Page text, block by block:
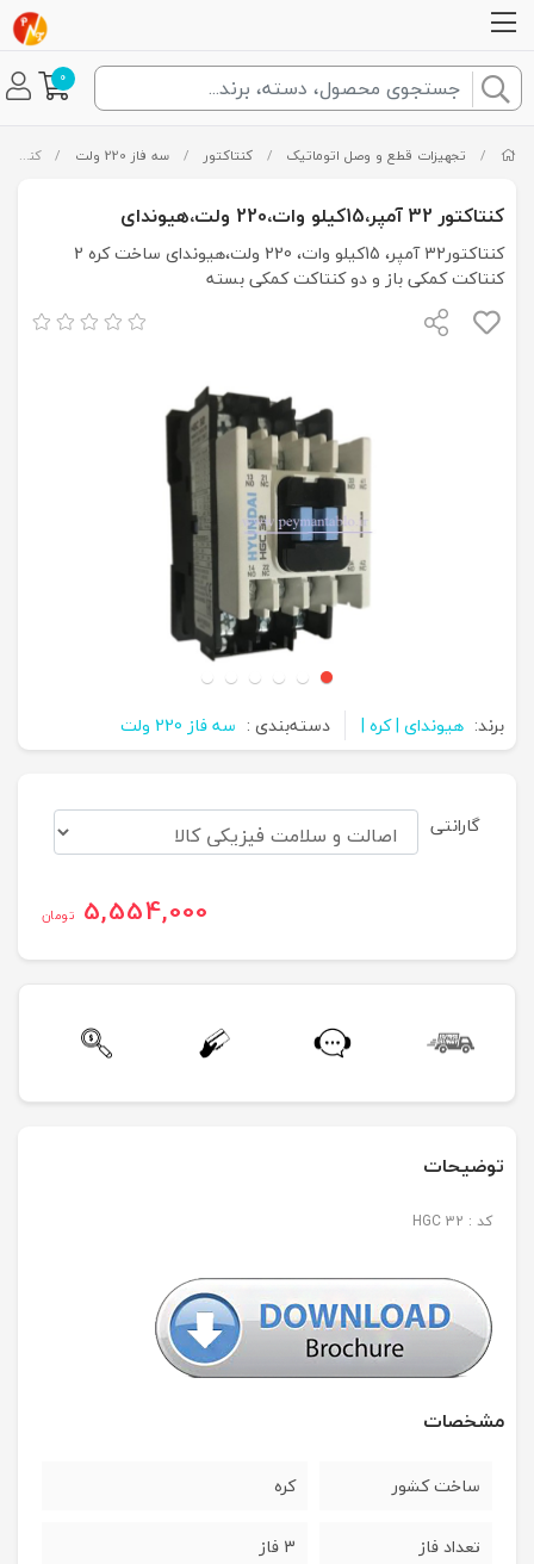
0
/ تجهیزات قطع و وصل اتوماتیک / کنتاکتور / سه فاز 220 ولت / کنتاکتور 32 آمپر،15کیلو وات،220 ولت،هیوندای
کنتاکتور 32 آمپر،15کیلو وات،220 ولت،هیوندای
کنتاکتور32 آمپر، 15کیلو وات، 220 ولت،هیوندای ساخت کره 2
کنتاکت کمکی باز و دو کنتاکت کمکی بسته
برند: هیوندای | کره | دسته‌بندی : سه فاز 220 ولت
گارانتی
5,554,000 تومان
توضیحات
کد : HGC 32
مشخصات
ساخت کشور کره
تعداد فاز 3 فاز